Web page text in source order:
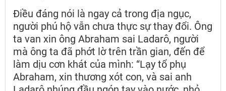
Điều đáng nói là ngay cả trong địa ngục,
người phú hộ vẫn chưa thực sự thay đổi. Ông
ta van xin ông Abraham sai Ladarô, người
mà ông ta đã phớt lờ trên trần gian, đến để
làm dịu cơn khát của mình: “Lạy tổ phụ
Abraham, xin thương xót con, và sai anh